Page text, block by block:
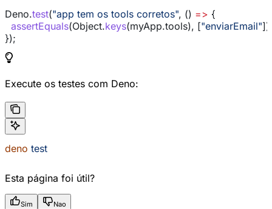
Deno.test("app tem os tools corretos", () => {
  assertEquals
(Object.keys(myApp.tools), ["enviarEmail"]);
});
Execute os testes com Deno:
deno test
Esta página foi útil?
Sim Nao